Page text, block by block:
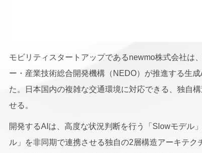
モビリティスタートアップであるnewmo株式会社は
ー・産業技術総合開発機構（NEDO）が推進する生
た。日本国内の複雑な交通環境に対応できる、独自
せる。
開発するAIは、高度な状況判断を行う「Slowモデル
ル」を非同期で連携させる独自の2層構造アーキテ